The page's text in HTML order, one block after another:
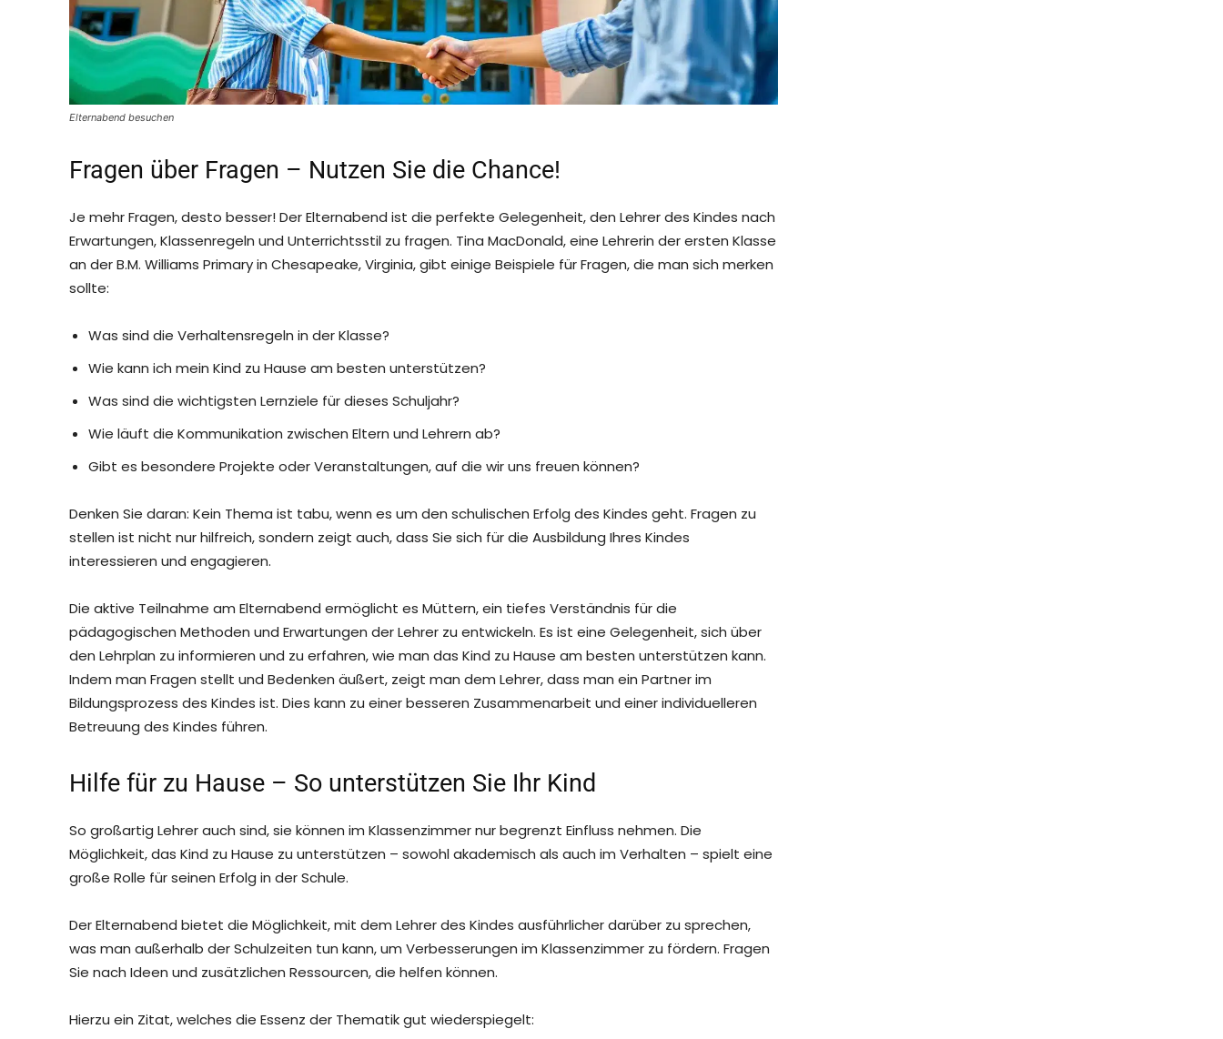
Elternabend besuchen
Fragen über Fragen – Nutzen Sie die Chance!
Je mehr Fragen, desto besser! Der Elternabend ist die perfekte Gelegenheit, den Lehrer des Kindes nach
Erwartungen, Klassenregeln und Unterrichtsstil zu fragen. Tina MacDonald, eine Lehrerin der ersten Klasse
an der B.M. Williams Primary in Chesapeake, Virginia, gibt einige Beispiele für Fragen, die man sich merken
sollte:
Was sind die Verhaltensregeln in der Klasse?
Wie kann ich mein Kind zu Hause am besten unterstützen?
Was sind die wichtigsten Lernziele für dieses Schuljahr?
Wie läuft die Kommunikation zwischen Eltern und Lehrern ab?
Gibt es besondere Projekte oder Veranstaltungen, auf die wir uns freuen können?
Denken Sie daran: Kein Thema ist tabu, wenn es um den schulischen Erfolg des Kindes geht. Fragen zu
stellen ist nicht nur hilfreich, sondern zeigt auch, dass Sie sich für die Ausbildung Ihres Kindes
interessieren und engagieren.
Die aktive Teilnahme am Elternabend ermöglicht es Müttern, ein tiefes Verständnis für die
pädagogischen Methoden und Erwartungen der Lehrer zu entwickeln. Es ist eine Gelegenheit, sich über
den Lehrplan zu informieren und zu erfahren, wie man das Kind zu Hause am besten unterstützen kann.
Indem man Fragen stellt und Bedenken äußert, zeigt man dem Lehrer, dass man ein Partner im
Bildungsprozess des Kindes ist. Dies kann zu einer besseren Zusammenarbeit und einer individuelleren
Betreuung des Kindes führen.
Hilfe für zu Hause – So unterstützen Sie Ihr Kind
So großartig Lehrer auch sind, sie können im Klassenzimmer nur begrenzt Einfluss nehmen. Die
Möglichkeit, das Kind zu Hause zu unterstützen – sowohl akademisch als auch im Verhalten – spielt eine
große Rolle für seinen Erfolg in der Schule.
Der Elternabend bietet die Möglichkeit, mit dem Lehrer des Kindes ausführlicher darüber zu sprechen,
was man außerhalb der Schulzeiten tun kann, um Verbesserungen im Klassenzimmer zu fördern. Fragen
Sie nach Ideen und zusätzlichen Ressourcen, die helfen können.
Hierzu ein Zitat, welches die Essenz der Thematik gut wiederspiegelt: